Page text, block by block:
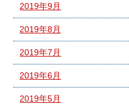
2019年9月
2019年8月
2019年7月
2019年6月
2019年5月